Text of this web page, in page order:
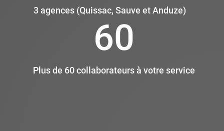
3 agences (Quissac, Sauve et Anduze)
60
Plus de 60 collaborateurs à votre service